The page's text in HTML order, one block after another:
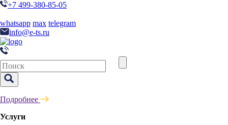
+7 499-380-85-05
whatsapp max telegram
info@e-ts.ru
Подробнее
Услуги